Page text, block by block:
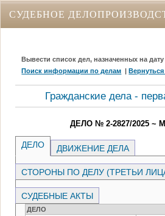
СУДЕБНОЕ
Вывести список дел, назначенных на дату
Поиск информации по делам |
Гражданские дела -
ДЕЛО № 2-2827/2025 ~
ДЕЛО ДВИЖЕНИЕ ДЕЛА
СТОРОНЫ ПО ДЕЛУ (ТРЕТЬИ
СУДЕБНЫЕ АКТЫ
ДЕЛО